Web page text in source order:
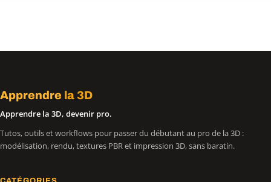
Apprendre la 3D
Apprendre la 3D, devenir pro.
Tutos, outils et workflows pour passer du débutant au pro de la 3D :
modélisation, rendu, textures PBR et impression 3D, sans baratin.